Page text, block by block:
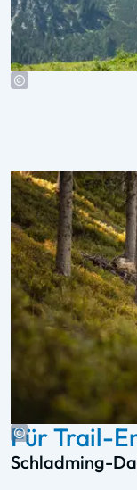
Für Trail-
Schladming-